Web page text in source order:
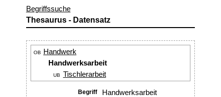
Begriffssuche
Thesaurus - Datensatz
OB
Handwerk
Handwerksarbeit
UB Tischlerarbeit
Begriff Handwerksarbeit